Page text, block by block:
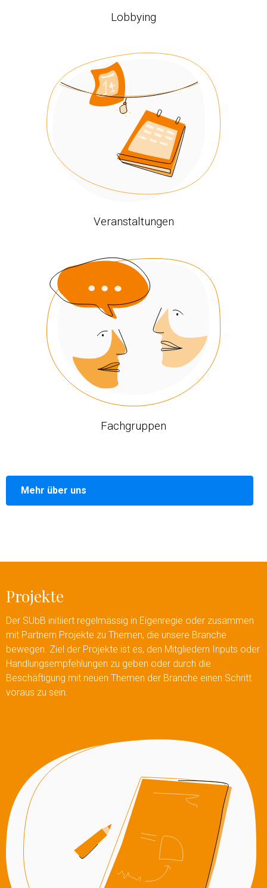
Lobbying
Veranstaltungen
Fachgruppen
Mehr über uns
Projekte
Der SUbB initiiert regelmässig in Eigenregie oder zusammen
mit Partnern Projekte zu Themen, die unsere Branche
bewegen. Ziel der Projekte ist es, den Mitgliedern Inputs oder
Handlungsempfehlungen zu geben oder durch die
Beschäftigung mit neuen Themen der Branche einen Schritt
voraus zu sein.